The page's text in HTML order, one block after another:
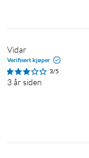
Vidar
Verifisert kjøper
3/5
3 år siden